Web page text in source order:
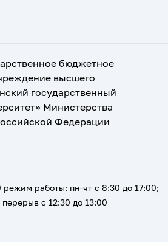
бюджетное
высшего
государственный
Министерства
Федерации
режим работы: пн-чт с 8:30 до 17:00;
с 12:30 до 13:00